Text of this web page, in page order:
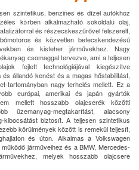
szintetikus, benzines és dízel autókhoz
körben alkalmazható sokoldalú olaj,
és részecskeszűrővel felszerelt,
és közvetlen befecskendezésű
és kisteher járművekhez. Nagy
csomaggal tervezve, ami a teljesen
fejlett technológiájával kiegészítve
és állandó kenést és a magas hőstabilitást,
tartományban nagy terhelés mellett. Ez a
európai, amerikai és japán gyártók
mellett hosszabb olajcserék közötti
üzemanyag-megtakarítást, alacsony
biztosít. A teljesen szintetikus
körülmények között is remekül teljesít,
és úton. Alkalmas a Volkswagen
járműveihez és a BMW, Mercedes-
melyek hosszabb olajcsere